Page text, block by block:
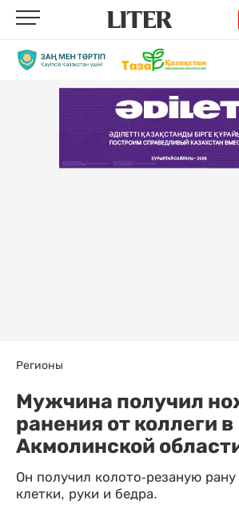
Регионы
Мужчина получил
ранения от коллеги в
Акмолинской
Он получил колото-резаную рану
клетки, руки и бедра.